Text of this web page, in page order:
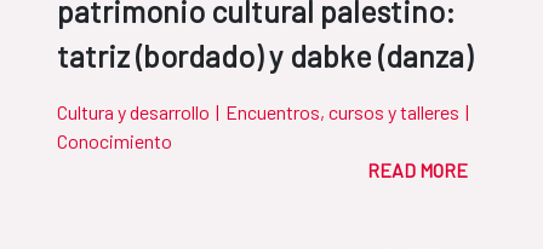
patrimonio cultural palestino:
tatriz (bordado) y dabke (danza)
Cultura y desarrollo | Encuentros, cursos y talleres |
Conocimiento
READ MORE